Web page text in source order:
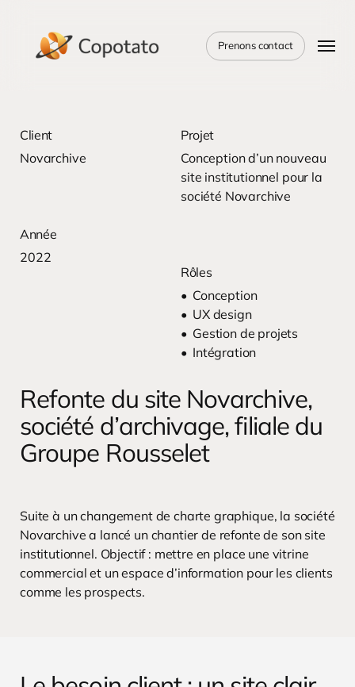
Prenons contact Menu
Client
Novarchive
Année
2022
Projet
Conception d’un nouveau
site institutionnel pour la
société Novarchive
Rôles
Conception
UX design
Gestion de projets
Intégration
Refonte du site Novarchive,
société d’archivage, filiale du
Groupe Rousselet
Suite à un changement de charte graphique, la société
Novarchive a lancé un chantier de refonte de son site
institutionnel. Objectif : mettre en place une vitrine
commercial et un espace d’information pour les clients
comme les prospects.